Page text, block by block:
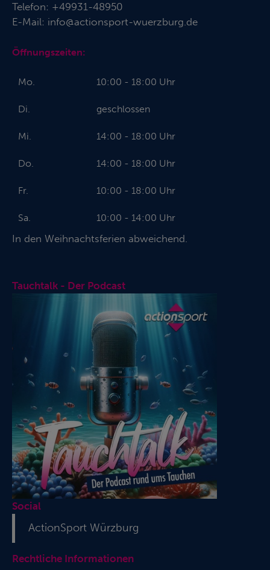
Telefon: +49931-48950
E-Mail: info@actionsport-wuerzburg.de
Öffnungszeiten:
Mo. 10:00 - 18:00 Uhr
Di. geschlossen
Mi. 14:00 - 18:00 Uhr
Do. 14:00 - 18:00 Uhr
Fr. 10:00 - 18:00 Uhr
Sa. 10:00 - 14:00 Uhr
In den Weihnachtsferien abweichend.
Tauchtalk - Der Podcast
Social
ActionSport Würzburg
Rechtliche Informationen